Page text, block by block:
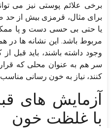
برخی علائم پوستی نیز می
برای مثال، قرمزی بیش از
یا حتی بی حسی دست و پا
مربوط باشد. این نشانه ها در
وجود داشته باشند، باید
سر هم به عنوان محلی که
کنند، نیاز به خون رسانی مناسب
آزمایش های
با غلظت خون